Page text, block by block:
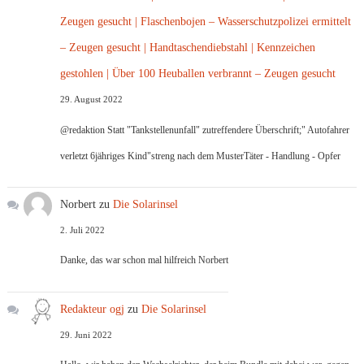
Zeugen gesucht | Flaschenbojen – Wasserschutzpolizei ermittelt
– Zeugen gesucht | Handtaschendiebstahl | Kennzeichen
gestohlen | Über 100 Heuballen verbrannt – Zeugen gesucht
29. August 2022
@redaktion Statt "Tankstellenunfall" zutreffendere Überschrift;" Autofahrer
verletzt 6jähriges Kind"streng nach dem MusterTäter - Handlung - Opfer
Norbert zuDie Solarinsel
2. Juli 2022
Danke, das war schon mal hilfreich Norbert
Redakteur ogj zuDie Solarinsel
29. Juni 2022